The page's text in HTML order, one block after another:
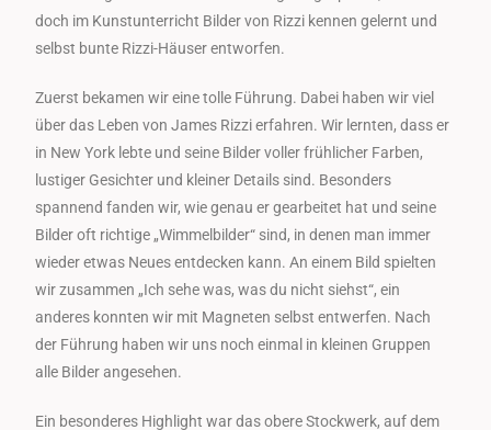
doch im Kunstunterricht Bilder von Rizzi kennen gelernt und
selbst bunte Rizzi-Häuser entworfen.
Zuerst bekamen wir eine tolle Führung. Dabei haben wir viel
über das Leben von James Rizzi erfahren. Wir lernten, dass er
in New York lebte und seine Bilder voller frühlicher Farben,
lustiger Gesichter und kleiner Details sind. Besonders
spannend fanden wir, wie genau er gearbeitet hat und seine
Bilder oft richtige „Wimmelbilder“ sind, in denen man immer
wieder etwas Neues entdecken kann. An einem Bild spielten
wir zusammen „Ich sehe was, was du nicht siehst“, ein
anderes konnten wir mit Magneten selbst entwerfen. Nach
der Führung haben wir uns noch einmal in kleinen Gruppen
alle Bilder angesehen.
Ein besonderes Highlight war das obere Stockwerk, auf dem